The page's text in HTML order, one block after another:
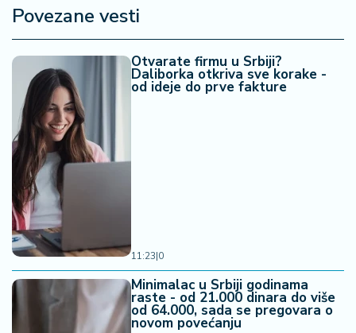
Povezane vesti
Otvarate firmu u Srbiji?
Daliborka otkriva sve korake -
od ideje do prve fakture
11:23|0
Minimalac u Srbiji godinama
raste - od 21.000 dinara do više
od 64.000, sada se pregovara o
novom povećanju